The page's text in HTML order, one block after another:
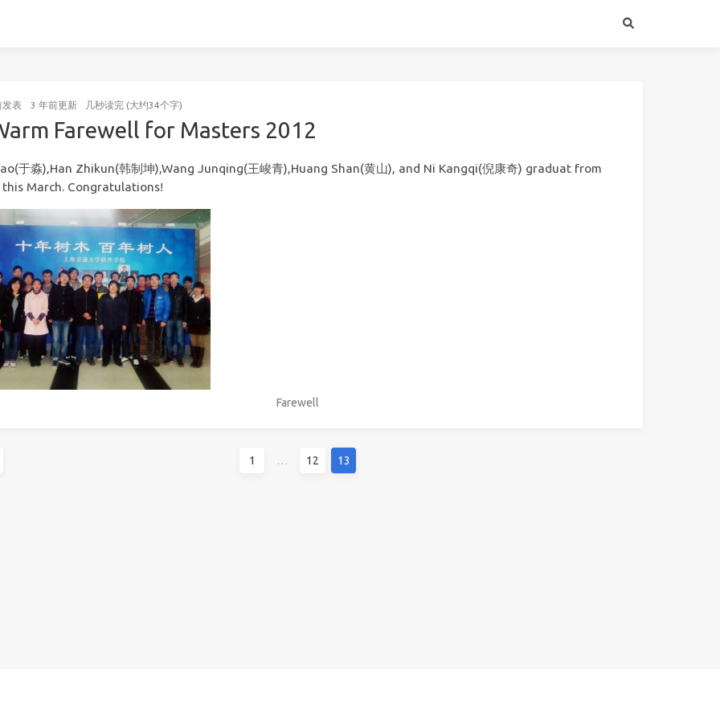
发表 3 年前更新 几秒读完 (大约34个字)
Farewell for Masters 2012
于淼),Han Zhikun(韩制坤),Wang Junqing(王峻青),Huang Shan(黄山), and Ni Kangqi(倪康奇) graduat from
this March. Congratulations!
Farewell
1 … 12 13